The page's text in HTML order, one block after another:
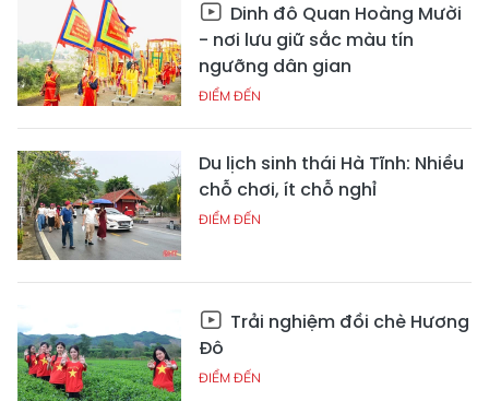
Dinh đô Quan Hoàng Mười
- nơi lưu giữ sắc màu tín
ngưỡng dân gian
ĐIỂM ĐẾN
Du lịch sinh thái Hà Tĩnh: Nhiều
chỗ chơi, ít chỗ nghỉ
ĐIỂM ĐẾN
Trải nghiệm đồi chè Hương
Đô
ĐIỂM ĐẾN